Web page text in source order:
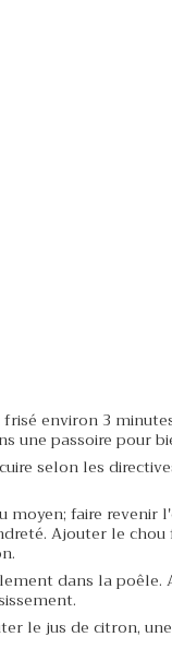
environ 3
une passoire pour
selon les
moyen; faire revenir
Ajouter le
dans la poêle.
le jus de citron,